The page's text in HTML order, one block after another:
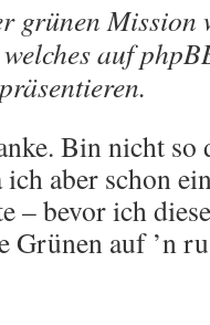
grünen Mission
auf
Bin nicht so
aber schon
– bevor ich
Grünen auf ’n